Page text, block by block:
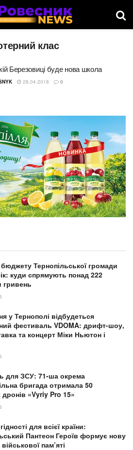
клас
Березовиці буде нова школа
28.04.2018 0
Тернопільської громади
куди спрямують понад 222
гривень
у Тернополі відбудеться
фестиваль VDOMA: дрифт-шоу,
та концерт Міки Ньютон і
для ЗСУ: 71-ша окрема
бригада отримала 50
дронів «Vyriy Pro 15»
для всієї країни:
Пантеон Героїв формує нову
пам’яті